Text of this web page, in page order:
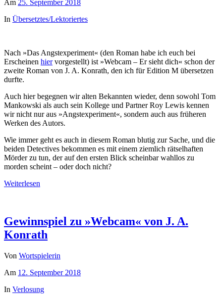
Am 25. September 2018
In Übersetztes/Lektoriertes
Nach »Das Angstexperiment« (den Roman habe ich euch bei
Erscheinen hiervorgestellt) ist »Webcam – Er sieht dich« schon der
zweite Roman von J. A. Konrath, den ich für Edition M übersetzen
durfte.
Auch hier begegnen wir alten Bekannten wieder, denn sowohl Tom
Mankowski als auch sein Kollege und Partner Roy Lewis kennen
wir nicht nur aus »Angstexperiment«, sondern auch aus früheren
Werken des Autors.
Wie immer geht es auch in diesem Roman blutig zur Sache, und die
beiden Detectives bekommen es mit einem ziemlich rätselhaften
Mörder zu tun, der auf den ersten Blick scheinbar wahllos zu
morden scheint – oder doch nicht?
Weiterlesen
Gewinnspiel zu »Webcam« von J. A.
Konrath
Von Wortspielerin
Am 12. September 2018
In Verlosung